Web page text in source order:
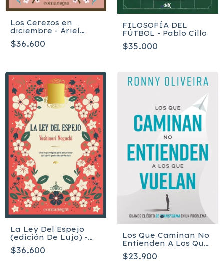
Los Cerezos en
diciembre - Ariel
Andrés Almada
$36.600
FILOSOFÍA DEL
FÚTBOL - Pablo Cillo
$35.000
La Ley Del Espejo
(edición De Lujo) -
Noguchi Yoshinori
$36.600
Los Que Caminan No
Entienden A Los Que
Vuelan - Ronny
Oliveira
$23.900